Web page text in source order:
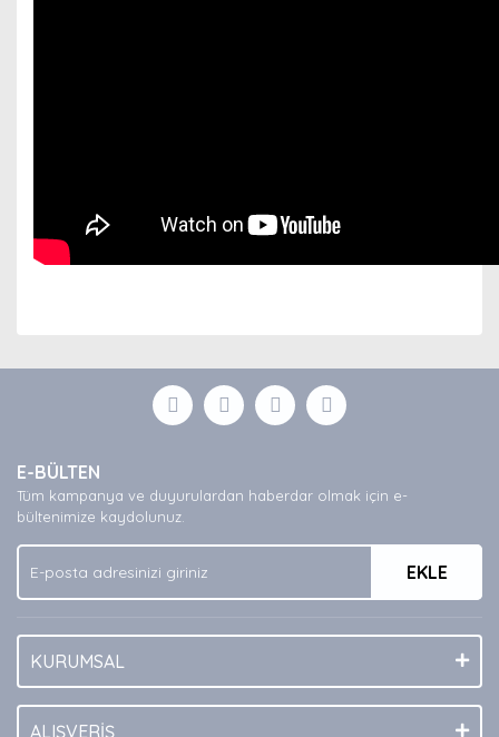
Yorum Yaz
formunu kullanarak tarafımıza iletebilirsiniz.
Görüş ve önerileriniz için teşekkür ederiz.
Ürün açıklamasında eksik bilgiler bulunuyor.
Ürün bilgilerinde hatalar bulunuyor.
Bu ürüne benzer farklı alternatifler olmalı.
E-BÜLTEN
Tüm kampanya ve duyurulardan haberdar olmak için e-
bültenimize kaydolunuz.
EKLE
KURUMSAL
ALIŞVERİŞ